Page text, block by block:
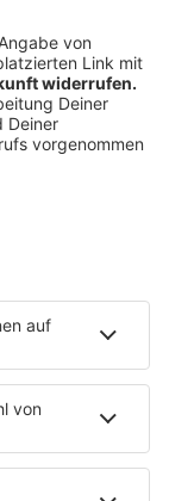
als
ist für
die EU
klare
müssen